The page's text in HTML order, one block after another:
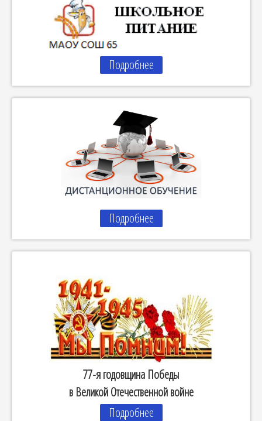
Подробнее
Подробнее
77-я годовщина Победы
в Великой Отечественной войне
Подробнее